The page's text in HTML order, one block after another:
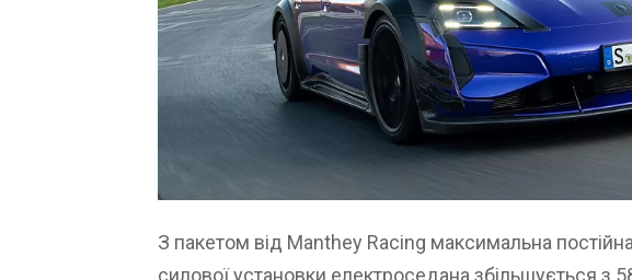
З пакетом від Manthey Racing максимальна
силової установки електроседана збільшується з